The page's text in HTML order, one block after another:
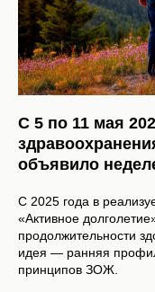
С 5 по 11 мая
объявило
С 2025 года в
«Активное
продолжительности
идея — ранняя
принципов ЗОЖ.